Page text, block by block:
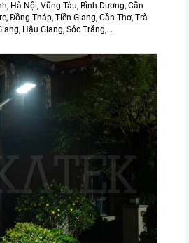
Hà Nội, Vũng Tàu, Bình Dương, Cần
Đồng Tháp, Tiền Giang, Cần Thơ, Trà
Hậu Giang, Sóc Trăng,...